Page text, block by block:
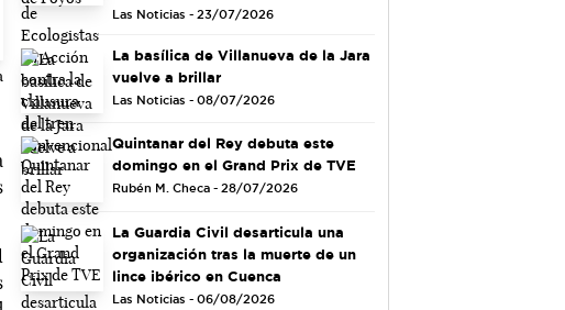
Las Noticias - 23/07/2026
La basílica de Villanueva de la Jara
vuelve a brillar
Las Noticias - 08/07/2026
Quintanar del Rey debuta este
domingo en el Grand Prix de TVE
Rubén M. Checa - 28/07/2026
La Guardia Civil desarticula una
organización tras la muerte de un
lince ibérico en Cuenca
Las Noticias - 06/08/2026